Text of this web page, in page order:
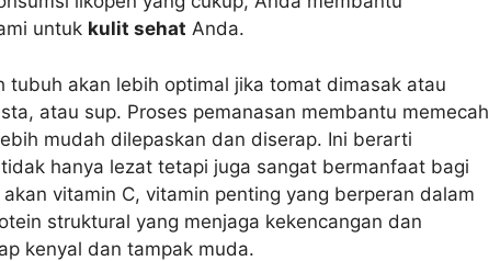
untuk kulit sehat Anda.
tubuh akan lebih optimal jika tomat dimasak atau
atau sup. Proses pemanasan membantu memecah
mudah dilepaskan dan diserap. Ini berarti
hanya lezat tetapi juga sangat bermanfaat bagi
vitamin C, vitamin penting yang berperan dalam
struktural yang menjaga kekencangan dan
kenyal dan tampak muda.